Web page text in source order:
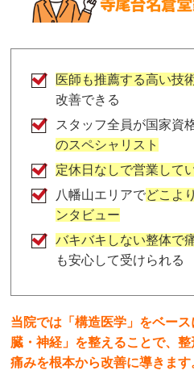
医師も推薦する高い技
改善できる
スタッフ全員が国家資
のスペシャリスト
定休日なしで営業して
八幡山エリアでどこよ
ンタビュー
バキバキしない整体で
も安心して受けられる
当院では「構造医学」をベー
臓・神経」を整えることで、
痛みを根本から改善に導きます